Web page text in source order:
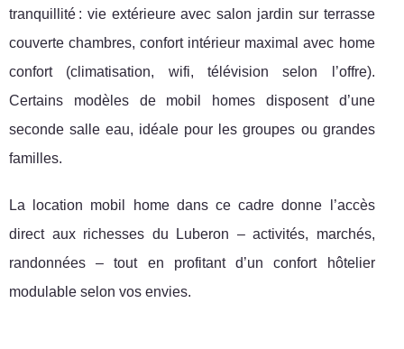
tranquillité : vie extérieure avec salon jardin sur terrasse
couverte chambres, confort intérieur maximal avec home
confort (climatisation, wifi, télévision selon l’offre).
Certains modèles de mobil homes disposent d’une
seconde salle eau, idéale pour les groupes ou grandes
familles.
La location mobil home dans ce cadre donne l’accès
direct aux richesses du Luberon – activités, marchés,
randonnées – tout en profitant d’un confort hôtelier
modulable selon vos envies.